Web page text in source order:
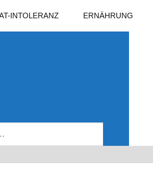
INTOLERANZ ERNÄHRUNG